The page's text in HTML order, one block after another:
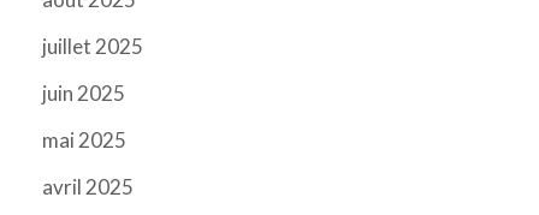
juillet 2025
juin 2025
mai 2025
avril 2025